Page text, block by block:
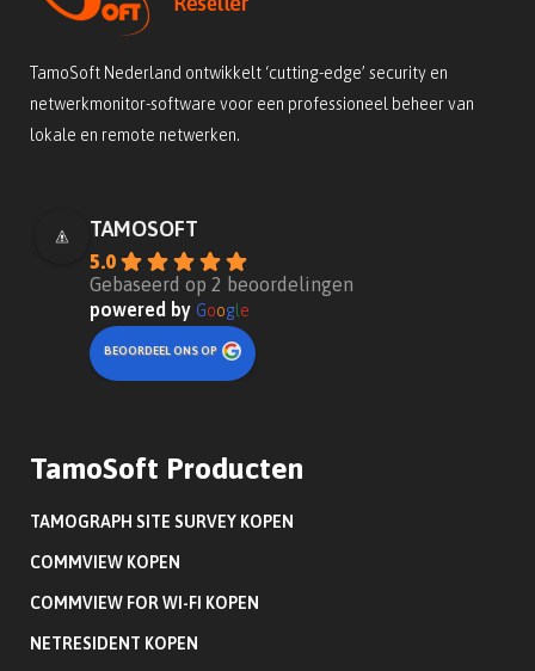
TamoSoft Nederland ontwikkelt ‘cutting-edge’ security en
netwerkmonitor-software voor een professioneel beheer van
lokale en remote netwerken.
TAMOSOFT
5.0
Gebaseerd op 2 beoordelingen
powered by Goog e
BEOORDEEL ONS OP
TamoSoft Producten
TAMOGRAPH SITE SURVEY KOPEN
COMMVIEW KOPEN
COMMVIEW FOR WI-FI KOPEN
NETRESIDENT KOPEN